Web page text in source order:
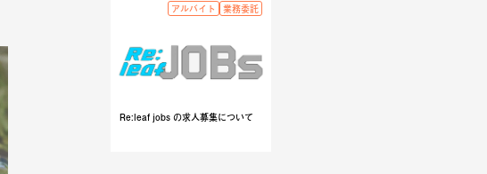
アルバイト
業務委託
Re:leaf jobs の求人募集について